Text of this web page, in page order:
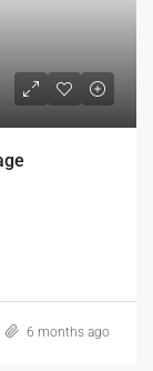
6 months ago